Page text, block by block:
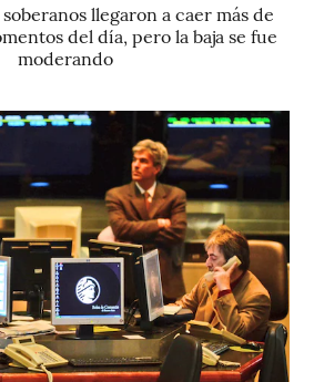
llegaron a caer más de
del día, pero la baja se fue
moderando